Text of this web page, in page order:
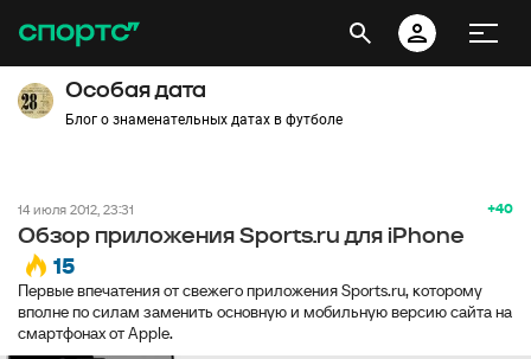
Особая дата
Блог о знаменательных датах в футболе
+40
14 июля 2012, 23:31
Обзор приложения Sports.ru для iPhone
15
Первые впечатения от свежего приложения Sports.ru, которому
вполне по силам заменить основную и мобильную версию сайта на
смартфонах от Apple.